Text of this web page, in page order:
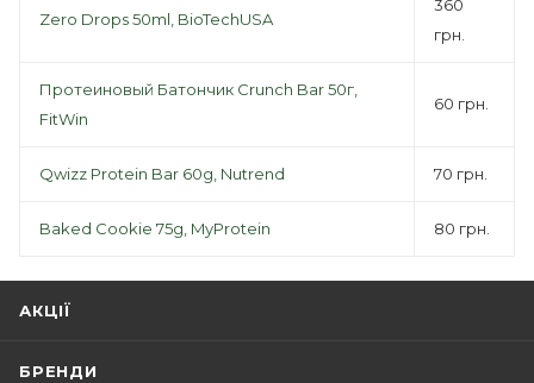
Zero Drops 50ml, BioTechUSA
360
грн.
Протеиновый Батончик Crunch Bar 50г,
FitWin
60 грн.
Qwizz Protein Bar 60g, Nutrend 70 грн.
Baked Cookie 75g, MyProtein 80 грн.
АКЦІЇ
БРЕНДИ